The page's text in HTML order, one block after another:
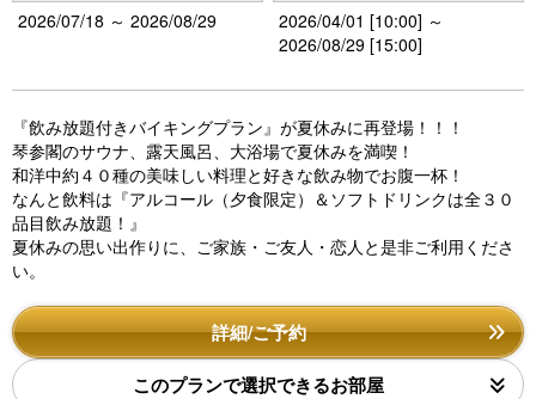
2026/07/18 ～ 2026/08/29
2026/04/01 [10:00] ～
2026/08/29 [15:00]
『飲み放題付きバイキングプラン』が夏休みに再登場！！！
琴参閣のサウナ、露天風呂、大浴場で夏休みを満喫！
和洋中約４０種の美味しい料理と好きな飲み物でお腹一杯！
なんと飲料は『アルコール（夕食限定）＆ソフトドリンクは全３０
品目飲み放題！』
夏休みの思い出作りに、ご家族・ご友人・恋人と是非ご利用くださ
い。
詳細/ご予約
このプランで選択できるお部屋